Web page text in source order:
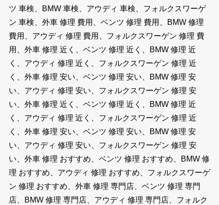
ツ 車検、BMW 車検、アウディ 車検、フォルクスワーゲ
ン 車検、外車 修理 費用、ベンツ 修理 費用、BMW 修理
費用、アウディ 修理 費用、フォルクスワーゲン 修理 費
用、外車 修理 近く、ベンツ 修理 近く、BMW 修理 近
く、アウディ 修理 近く、フォルクスワーゲン 修理 近
く、外車 修理 安い、ベンツ 修理 安い、BMW 修理 安
い、アウディ 修理 安い、フォルクスワーゲン 修理 安
い、外車 修理 近く、ベンツ 修理 近く、BMW 修理 近
く、アウディ 修理 近く、フォルクスワーゲン 修理 近
く、外車 修理 安い、ベンツ 修理 安い、BMW 修理 安
い、アウディ 修理 安い、フォルクスワーゲン 修理 安
い、外車 修理 おすすめ、ベンツ 修理 おすすめ、BMW 修
理 おすすめ、アウディ 修理 おすすめ、フォルクスワーゲ
ン 修理 おすすめ、外車 修理 専門店、ベンツ 修理 専門
店、BMW 修理 専門店、アウディ 修理 専門店、フォルク